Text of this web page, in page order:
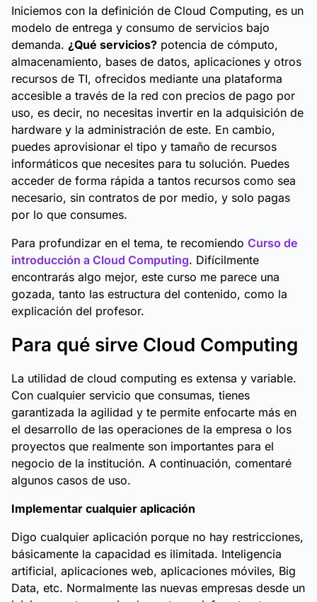
Iniciemos con la definición de Cloud Computing, es un
modelo de entrega y consumo de servicios bajo
demanda. ¿Qué servicios? potencia de cómputo,
almacenamiento, bases de datos, aplicaciones y otros
recursos de TI, ofrecidos mediante una plataforma
accesible a través de la red con precios de pago por
uso, es decir, no necesitas invertir en la adquisición de
hardware y la administración de este. En cambio,
puedes aprovisionar el tipo y tamaño de recursos
informáticos que necesites para tu solución. Puedes
acceder de forma rápida a tantos recursos como sea
necesario, sin contratos de por medio, y solo pagas
por lo que consumes.
Para profundizar en el tema, te recomiendo Curso de
introducción a Cloud Computing. Difícilmente
encontrarás algo mejor, este curso me parece una
gozada, tanto las estructura del contenido, como la
explicación del profesor.
Para qué sirve Cloud Computing
La utilidad de cloud computing es extensa y variable.
Con cualquier servicio que consumas, tienes
garantizada la agilidad y te permite enfocarte más en
el desarrollo de las operaciones de la empresa o los
proyectos que realmente son importantes para el
negocio de la institución. A continuación, comentaré
algunos casos de uso.
Implementar cualquier aplicación
Digo cualquier aplicación porque no hay restricciones,
básicamente la capacidad es ilimitada. Inteligencia
artificial, aplicaciones web, aplicaciones móviles, Big
Data, etc. Normalmente las nuevas empresas desde un